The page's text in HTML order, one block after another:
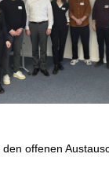
offenen